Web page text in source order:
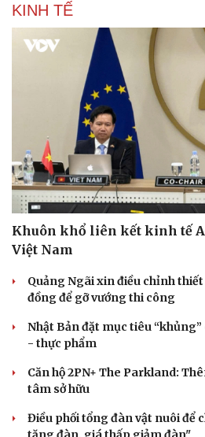
KINH TẾ
Khuôn khổ liên kết kinh tế
Việt Nam
Quảng Ngãi xin điều chỉnh thiết
đồng để gỡ vướng thi công
Nhật Bản đặt mục tiêu
- thực phẩm
Căn hộ 2PN+ The Parkland:
tâm sở hữu
Điều phối tổng đàn vật nuôi để